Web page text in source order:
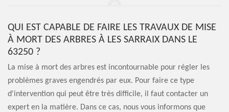
QUI EST CAPABLE DE FAIRE LES TRAVAUX DE MISE
À MORT DES ARBRES À LES SARRAIX DANS LE
63250 ?
La mise à mort des arbres est incontournable pour régler les
problèmes graves engendrés par eux. Pour faire ce type
d'intervention qui peut être très difficile, il faut contacter un
expert en la matière. Dans ce cas, nous vous informons que